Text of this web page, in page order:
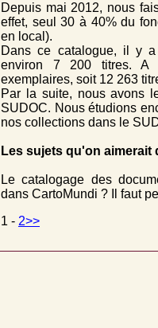
Depuis mai 2012, nous
effet, seul 30 à 40% du
en local).
Dans ce catalogue, il y
environ 7 200 titres. A
exemplaires, soit 12 263
Par la suite, nous avons
SUDOC. Nous étudions
nos collections dans le
Les sujets qu'on aimerait
Le catalogage des
dans CartoMundi ? Il faut
1 - 2>>